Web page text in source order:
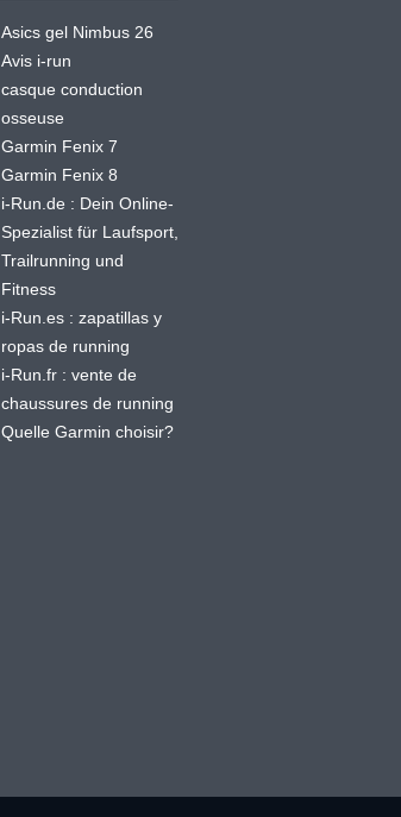
Asics gel Nimbus 26
Avis i-run
casque conduction
osseuse
Garmin Fenix 7
Garmin Fenix 8
i-Run.de : Dein Online-
Spezialist für Laufsport,
Trailrunning und
Fitness
i-Run.es : zapatillas y
ropas de running
i-Run.fr : vente de
chaussures de running
Quelle Garmin choisir?